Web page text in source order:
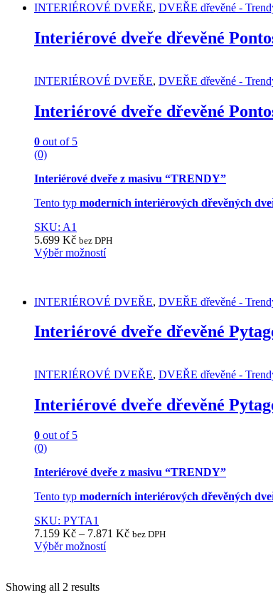
INTERIÉROVÉ DVEŘE, DVEŘE dřevěné -
Interiérové dveře dřevěné
INTERIÉROVÉ DVEŘE, DVEŘE dřevěné -
Interiérové dveře dřevěné
0 out of 5
(0)
Interiérové dveře z masivu “TRENDY”
Tento typ moderních interiérových dřevěných
SKU: A1
5.699 Kč bez DPH
Výběr možností
multiple
The
options
chosen
the
page
INTERIÉROVÉ DVEŘE, DVEŘE dřevěné -
Interiérové dveře dřevěné
INTERIÉROVÉ DVEŘE, DVEŘE dřevěné -
Interiérové dveře dřevěné
0 out of 5
(0)
Interiérové dveře z masivu “TRENDY”
Tento typ moderních interiérových dřevěných
SKU: PYTA1
7.159 Kč – 7.871 Kč bez DPH
Výběr možností
has
multiple
Showing all 2 results